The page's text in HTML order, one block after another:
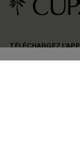
TÉLÉCHARGEZ
confidentialité
.